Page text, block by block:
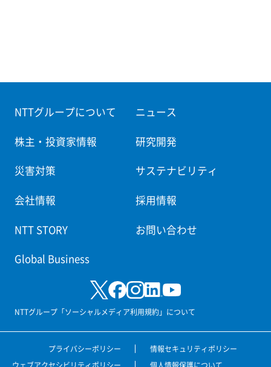
NTTグループについて ニュース
株主・投資家情報 研究開発
災害対策 サステナビリティ
会社情報 採用情報
NTT STORY お問い合わせ
Global Business
NTTグループ「ソーシャルメディア利用規約」について
プライバシーポリシー
情報セキュリティポリシー
ウェブアクセシビリティポリシー
個人情報保護について